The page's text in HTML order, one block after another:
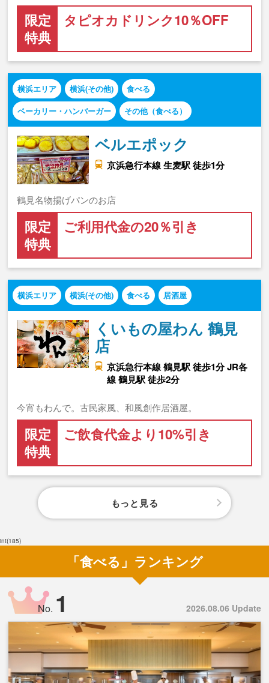
限定
特典
タピオカドリンク10％OFF
横浜エリア 横浜(その他)
食べる
ベーカリー・ハンバーガー
その他（食べる）
ベルエポック
京浜急行本線 生麦駅 徒歩1分
鶴見名物揚げパンのお店
限定
特典
ご利用代金の20％引き
横浜エリア 横浜(その他) 食べる 居酒屋
くいもの屋わん 鶴見
店
京浜急行本線 鶴見駅 徒歩1分 JR各
線 鶴見駅 徒歩2分
今宵もわんで。古民家風、和風創作居酒屋。
限定
特典
ご飲食代金より10%引き
もっと見る
int(185)
「食べる」ランキング
2026.08.06 Update
No. 1